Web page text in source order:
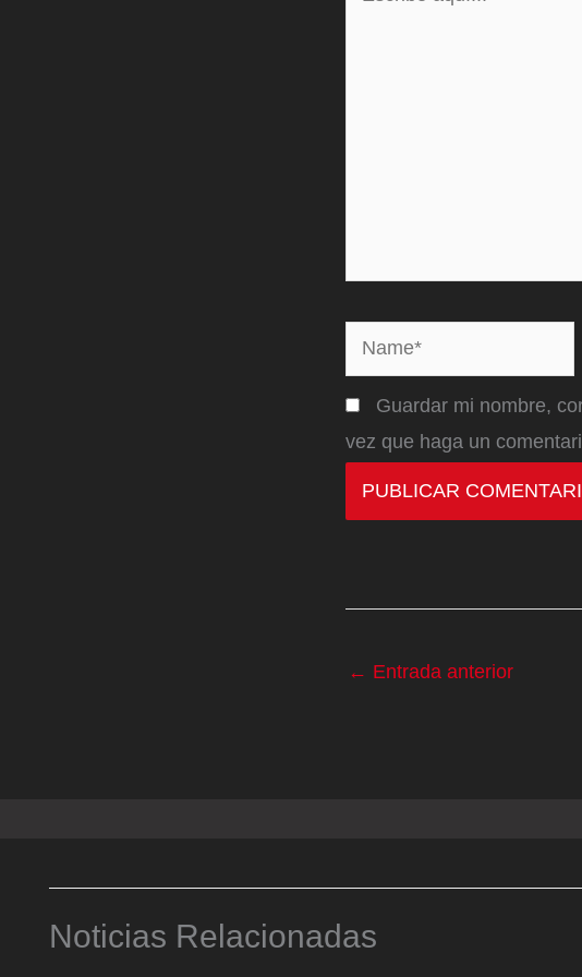
Name*
Guardar mi nombre,
vez que haga un
← Entrada anterior
Noticias Relacionadas